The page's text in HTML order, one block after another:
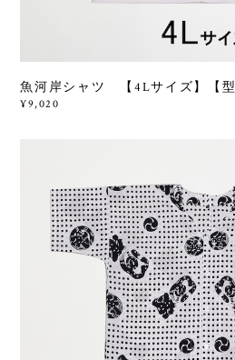
魚河岸シャツ 【4Lサイズ】【型
¥9,020